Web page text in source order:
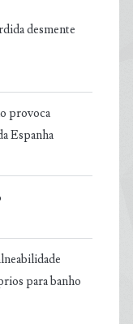
desmente
provoca
Espanha
para banho